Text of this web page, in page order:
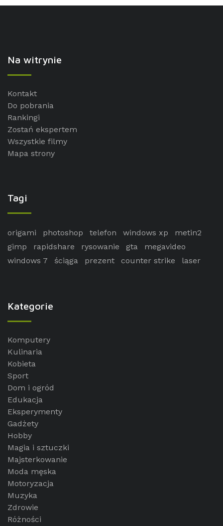
Na witrynie
Kontakt
Do pobrania
Rankingi
Zostań ekspertem
Wszystkie filmy
Mapa strony
Tagi
origami photoshop telefon windows xp
metin2
gimp
rapidshare rysowanie gta
megavideo
windows 7
ściąga prezent counter strike laser
Kategorie
Komputery
Kulinaria
Kobieta
Sport
Dom i ogród
Edukacja
Eksperymenty
Gadżety
Hobby
Magia i sztuczki
Majsterkowanie
Moda męska
Motoryzacja
Muzyka
Zdrowie
Różności